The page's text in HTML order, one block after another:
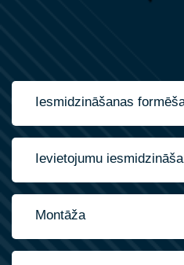
Iesmidzināšanas
Ievietojumu
Montāža